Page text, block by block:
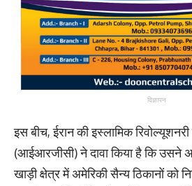
विज्ञापन
इस बीच, ईरान की इस्लामिक रिवोल्यूशनरी
(आईआरजीसी) ने दावा किया है कि उसने
खाड़ी क्षेत्र में अमेरिकी सैन्य ठिकानों को